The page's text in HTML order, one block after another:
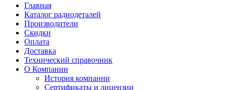
Главная
Каталог радиодеталей
Производители
Скидки
Оплата
Доставка
Технический справочник
О Компании
История компании
Сертификаты и лицензии